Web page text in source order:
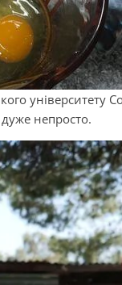
університету
дуже непросто.